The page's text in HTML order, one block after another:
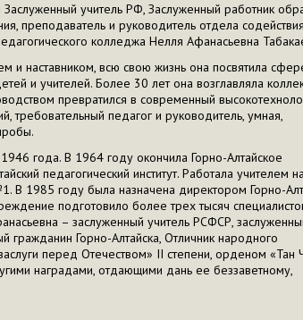
учитель РФ, Заслуженный работник
преподаватель и руководитель отдела содействия
колледжа Нелля Афанасьевна
и наставником, всю свою жизнь она посвятила
и учителей. Более 30 лет она возглавляла
превратился в современный
требовательный педагог и руководитель, умная,
года. В 1964 году окончила Горно-Алтайское
педагогический институт. Работала учителем
В 1985 году была назначена директором Горно-
подготовило более трех тысяч
– заслуженный учитель РСФСР,
гражданин Горно-Алтайска, Отличник народного
перед Отечеством» II степени, орденом «Тан
наградами, отдающими дань ее беззаветному,